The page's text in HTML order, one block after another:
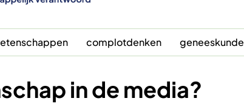
complotdenken geneeskunde
in de media?